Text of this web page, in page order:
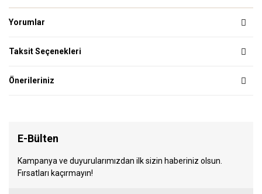
Yorumlar
Taksit Seçenekleri
Önerileriniz
E-Bülten
Kampanya ve duyurularımızdan ilk sizin haberiniz olsun.
Fırsatları kaçırmayın!